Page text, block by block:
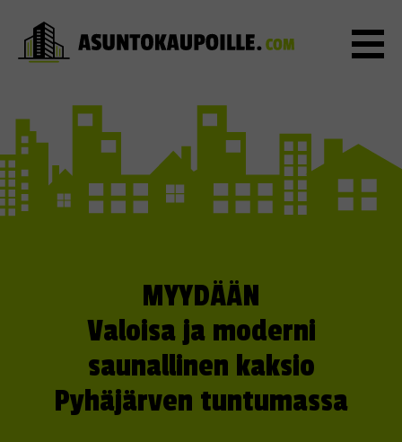
MYYDÄÄN
Valoisa ja moderni
saunallinen kaksio
Pyhäjärven tuntumassa